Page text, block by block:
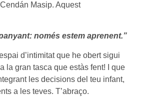
Masip. Aquest
només estem aprenent.”
d’intimitat que he obert sigui
la gran tasca que estàs fent! I que
les decisions del teu infant,
a les teves. T’abraço.